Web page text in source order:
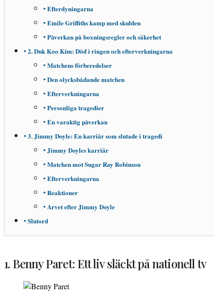
Efterdyningarna
Emile Griffiths kamp med skulden
Påverkan på boxningsregler och säkerhet
2. Duk Koo Kim: Död i ringen och efterverkningarna
Matchens förberedelser
Den olycksbådande matchen
Efterverkningarna
Personliga tragedier
En varaktig påverkan
3. Jimmy Doyle: En karriär som slutade i tragedi
Jimmy Doyles karriär
Matchen mot Sugar Ray Robinson
Efterverkningarna
Reaktioner
Arvet efter Jimmy Doyle
Slutord
1. Benny Paret: Ett liv släckt på nationell tv